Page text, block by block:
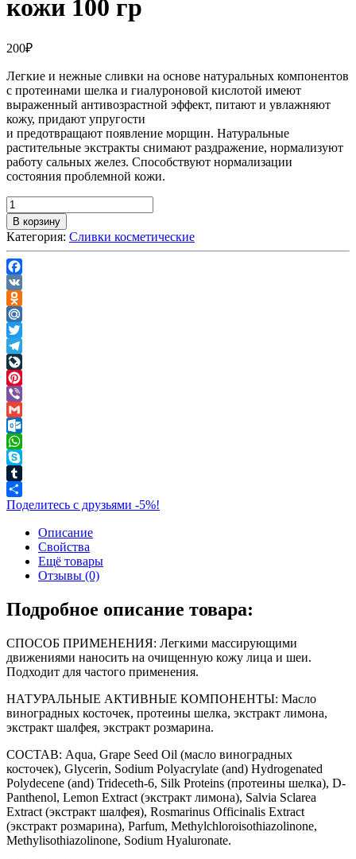
кожи 100 гр
200₽
Легкие и нежные сливки на основе натуральных компонентов
с протеинами шелка и гиалуроновой кислотой имеют
выраженный антивозрастной эффект, питают и увлажняют
кожу, придают упругости
и предотвращают появление морщин. Натуральные
растительные экстракты снимают раздражение, нормализуют
работу сальных желез. Способствуют нормализации
состояния проблемной кожи.
В корзину
Категория: Сливки косметические
Facebook
VK
Odnoklassniki
Mail.Ru
Twitter
Telegram
LiveJournal
Pinterest
Viber
Gmail
Outlook.com
WhatsApp
Skype
Tumblr
Поделитесь с друзьями -5%!
Описание
Свойства
Ещё товары
Отзывы (0)
Подробное описание товара:
СПОСОБ ПРИМЕНЕНИЯ: Легкими массирующими
движениями наносить на очищенную кожу лица и шеи.
Подходит для частого применения.
НАТУРАЛЬНЫЕ АКТИВНЫЕ КОМПОНЕНТЫ: Масло
виноградных косточек, протеины шелка, экстракт лимона,
экстракт шалфея, экстракт розмарина.
СОСТАВ: Aqua, Grape Seed Oil (масло виноградных
косточек), Glycerin, Sodium Polyacrylate (and) Hydrogenated
Polydecene (and) Trideceth-6, Silk Proteins (протеины шелка), D-
Panthenol, Lemon Extract (экстракт лимона), Salvia Sclarea
Extract (экстракт шалфея), Rosmarinus Officinalis Extract
(экстракт розмарина), Parfum, Methylchloroisothiazolinone,
Methylisothiazolinone, Sodium Hyaluronate.